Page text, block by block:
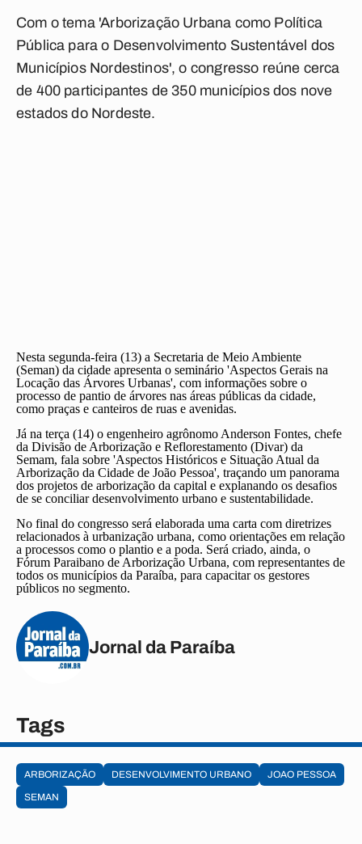
Com o tema 'Arborização Urbana como Política
Pública para o Desenvolvimento Sustentável dos
Municípios Nordestinos', o congresso reúne cerca
de 400 participantes de 350 municípios dos nove
estados do Nordeste.
Nesta segunda-feira (13) a Secretaria de Meio Ambiente
(Seman) da cidade apresenta o seminário 'Aspectos Gerais na
Locação das Árvores Urbanas', com informações sobre o
processo de pantio de árvores nas áreas públicas da cidade,
como praças e canteiros de ruas e avenidas.
Já na terça (14) o engenheiro agrônomo Anderson Fontes, chefe
da Divisão de Arborização e Reflorestamento (Divar) da
Semam, fala sobre 'Aspectos Históricos e Situação Atual da
Arborização da Cidade de João Pessoa', traçando um panorama
dos projetos de arborização da capital e explanando os desafios
de se conciliar desenvolvimento urbano e sustentabilidade.
No final do congresso será elaborada uma carta com diretrizes
relacionados à urbanização urbana, como orientações em relação
a processos como o plantio e a poda. Será criado, ainda, o
Fórum Paraibano de Arborização Urbana, com representantes de
todos os municípios da Paraíba, para capacitar os gestores
públicos no segmento.
Jornal da Paraíba
Tags
ARBORIZAÇÃO DESENVOLVIMENTO URBANO
JOAO PESSOA
SEMAN